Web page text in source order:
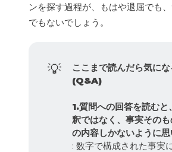
ンを探す過程が、もはや退屈でも
でもないでしょう。
💡
ここまで読んだら気にな
(Q&A)
1.質問への回答を読むと
釈ではなく、事実その
の内容しかないように思
: 数字で構成された事実